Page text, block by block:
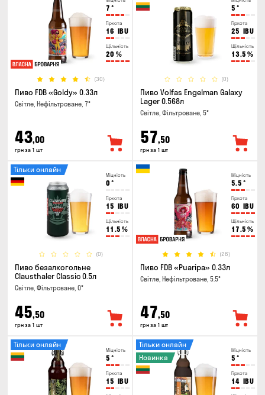
7 °
Гіркота
16 IBU
Щільність
20 %
(30)
Пиво FDB «Goldy» 0.33л
Світле, Нефільтроване, 7°
43,00
грн за 1 шт
5 °
Гіркота
25 IBU
Щільність
13.5 %
(0)
Пиво Volfas Engelman Galaxy
Lager 0.568л
Світле, Фільтроване, 5°
57,50
грн за 1 шт
Міцність
0 °
Гіркота
15 IBU
Щільність
11.5 %
(0)
Тільки онлайн
Пиво безалкогольне
Clausthaler Classic 0.5л
Світле, Фільтроване, 0°
45,50
грн за 1 шт
Міцність
5.5 °
Гіркота
60 IBU
Щільність
17.5 %
(26)
Пиво FDB «Puaripa» 0.33л
Світле, Нефільтроване, 5.5°
47,50
грн за 1 шт
Міцність
5 °
Гіркота
15 IBU
Тільки онлайн
Міцність
5 °
Гіркота
14 IBU
Тільки онлайн
Новинка